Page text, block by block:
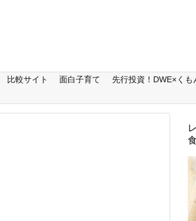
比較サイト 面白子育て 先行投資！DWE×くも